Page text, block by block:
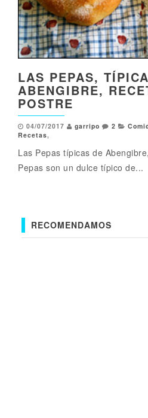
LAS PEPAS,
ABENGIBRE,
POSTRE
04/07/2017 garripo 2
Recetas,
Las Pepas típicas de
Pepas son un dulce típico de...
RECOMENDAMOS